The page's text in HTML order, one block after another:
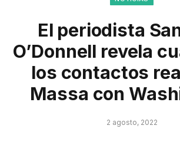
El periodista
O’Donnell revela
los contactos
Massa con
2 agosto, 2022